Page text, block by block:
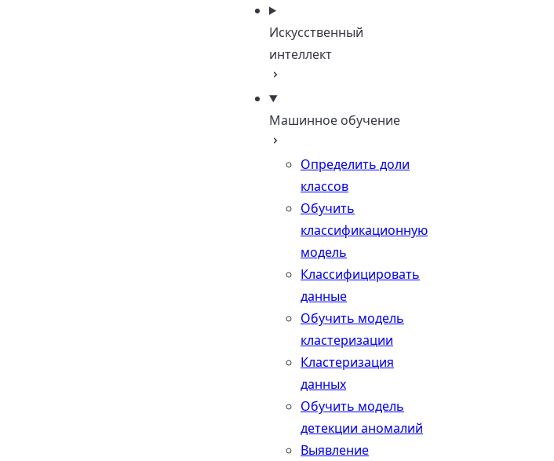
Искусственный
интеллект
Машинное обучение
Определить доли
классов
Обучить
классификационную
модель
Классифицировать
данные
Обучить модель
кластеризации
Кластеризация
данных
Обучить модель
детекции аномалий
Выявление